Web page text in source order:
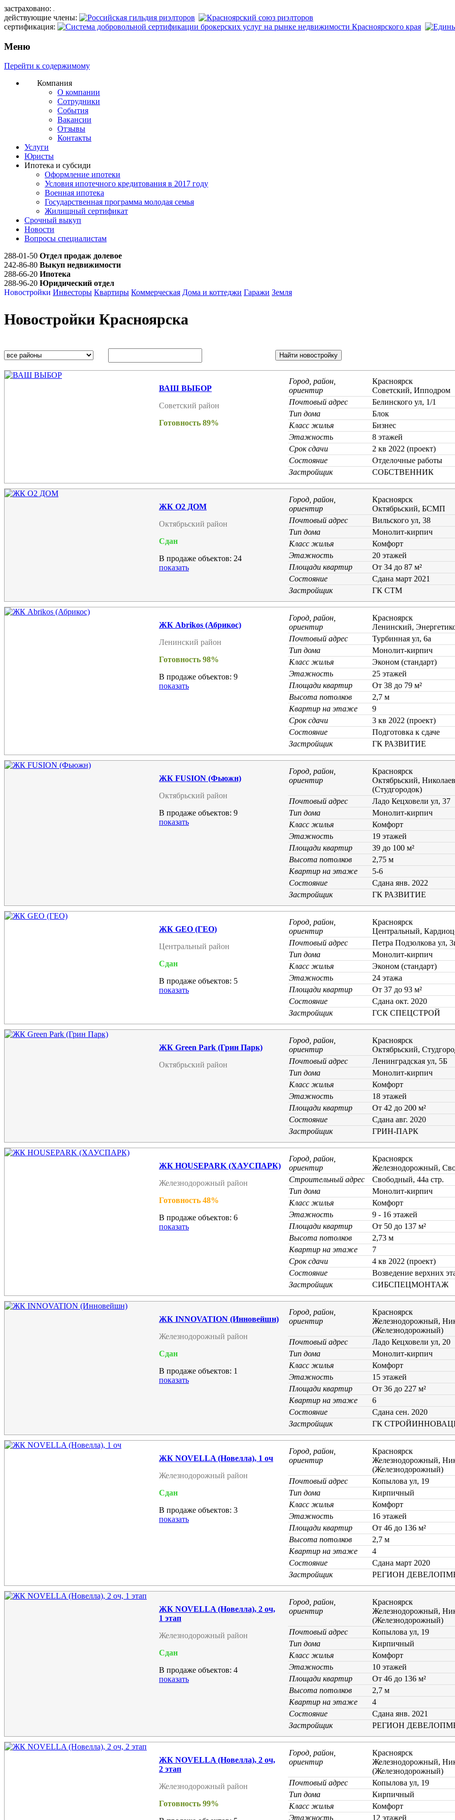
застраховано:
действующие члены:
сертификация:
Меню
Перейти к содержимому
Компания
О компании
Сотрудники
События
Вакансии
Отзывы
Контакты
Услуги
Юристы
Ипотека и субсиди
Оформление ипотеки
Условия ипотечного кредитования в 2017 году
Военная ипотека
Государственная программа молодая семья
Жилищный сертификат
Срочный выкуп
Новости
Вопросы специалистам
288-01-50 Отдел продаж долевое
242-86-80 Выкуп недвижимости
288-66-20 Ипотека
288-96-20 Юридический отдел
Новостройки Инвесторы Квартиры Коммерческая Дома и коттеджи Гаражи Земля
Новостройки Красноярска
ВАШ ВЫБОР
Советский район
Готовность 89%
Город, район,
ориентир
Красноярск
Советский, Ипподром
Почтовый адрес
Белинского ул, 1/1
Тип дома
Блок
Класс жилья
Бизнес
Этажность
8 этажей
Срок сдачи
2 кв 2022 (проект)
Состояние
Отделочные работы
Застройщик
СОБСТВЕННИК
ЖК О2 ДОМ
Октябрьский район
Сдан
В продаже объектов: 24
показать
Город, район,
ориентир
Красноярск
Октябрьский, БСМП
Почтовый адрес
Вильского ул, 38
Тип дома
Монолит-кирпич
Класс жилья
Комфорт
Этажность
20 этажей
Площади квартир
От 34 до 87 м²
Состояние
Cдана март 2021
Застройщик
ГК СТМ
ЖК Abrikos (Абрикос)
Ленинский район
Готовность 98%
В продаже объектов: 9
показать
Город, район,
ориентир
Красноярск
Ленинский,
Почтовый адрес
Турбинная ул, 6а
Тип дома
Монолит-кирпич
Класс жилья
Эконом (стандарт)
Этажность
25 этажей
Площади квартир
От 38 до 79 м²
Высота потолков
2,7 м
Квартир на этаже
9
Срок сдачи
3 кв 2022 (проект)
Состояние
Подготовка к сдаче
Застройщик
ГК РАЗВИТИЕ
ЖК FUSION (Фьюжн)
Октябрьский район
В продаже объектов: 9
показать
Город, район,
ориентир
Красноярск
Октябрьский,
(Студгородок)
Почтовый адрес
Ладо Кецховели ул, 37
Тип дома
Монолит-кирпич
Класс жилья
Комфорт
Этажность
19 этажей
Площади квартир
39 до 100 м²
Высота потолков
2,75 м
Квартир на этаже
5-6
Состояние
Cдана янв. 2022
Застройщик
ГК РАЗВИТИЕ
ЖК GEO (ГЕО)
Центральный район
Сдан
В продаже объектов: 5
показать
Город, район,
ориентир
Красноярск
Центральный,
Почтовый адрес
Петра Подзолкова ул,
Тип дома
Монолит-кирпич
Класс жилья
Эконом (стандарт)
Этажность
24 этажа
Площади квартир
От 37 до 93 м²
Состояние
Cдана окт. 2020
Застройщик
ГСК СПЕЦСТРОЙ
ЖК Green Park (Грин Парк)
Октябрьский район
Город, район,
ориентир
Красноярск
Октябрьский,
Почтовый адрес
Ленинградская ул, 5Б
Тип дома
Монолит-кирпич
Класс жилья
Комфорт
Этажность
18 этажей
Площади квартир
От 42 до 200 м²
Состояние
Cдана авг. 2020
Застройщик
ГРИН-ПАРК
ЖК HOUSEPARK (ХАУСПАРК)
Железнодорожный район
Готовность 48%
В продаже объектов: 6
показать
Город, район,
ориентир
Красноярск
Железнодорожный,
Строительный адрес
Свободный, 44а стр.
Тип дома
Монолит-кирпич
Класс жилья
Комфорт
Этажность
9 - 16 этажей
Площади квартир
От 50 до 137 м²
Высота потолков
2,73 м
Квартир на этаже
7
Срок сдачи
4 кв 2022 (проект)
Состояние
Возведение верхних
Застройщик
СИБСПЕЦМОНТАЖ
ЖК INNOVATION (Инновейшн)
Железнодорожный район
Сдан
В продаже объектов: 1
показать
Город, район,
ориентир
Красноярск
Железнодорожный,
(Железнодорожный)
Почтовый адрес
Ладо Кецховели ул, 20
Тип дома
Монолит-кирпич
Класс жилья
Комфорт
Этажность
15 этажей
Площади квартир
От 36 до 227 м²
Квартир на этаже
6
Состояние
Cдана сен. 2020
Застройщик
ГК
ЖК NOVELLA (Новелла), 1 оч
Железнодорожный район
Сдан
В продаже объектов: 3
показать
Город, район,
ориентир
Красноярск
Железнодорожный,
(Железнодорожный)
Почтовый адрес
Копылова ул, 19
Тип дома
Кирпичный
Класс жилья
Комфорт
Этажность
16 этажей
Площади квартир
От 46 до 136 м²
Высота потолков
2,7 м
Квартир на этаже
4
Состояние
Cдана март 2020
Застройщик
РЕГИОН
ЖК NOVELLA (Новелла), 2 оч,
1 этап
Железнодорожный район
Сдан
В продаже объектов: 4
показать
Город, район,
ориентир
Красноярск
Железнодорожный,
(Железнодорожный)
Почтовый адрес
Копылова ул, 19
Тип дома
Кирпичный
Класс жилья
Комфорт
Этажность
10 этажей
Площади квартир
От 46 до 136 м²
Высота потолков
2,7 м
Квартир на этаже
4
Состояние
Cдана янв. 2021
Застройщик
РЕГИОН
ЖК NOVELLA (Новелла), 2 оч,
2 этап
Железнодорожный район
Готовность 99%
Город, район,
ориентир
Красноярск
Железнодорожный,
(Железнодорожный)
Почтовый адрес
Копылова ул, 19
Тип дома
Кирпичный
Класс жилья
Комфорт
Этажность
12 этажей